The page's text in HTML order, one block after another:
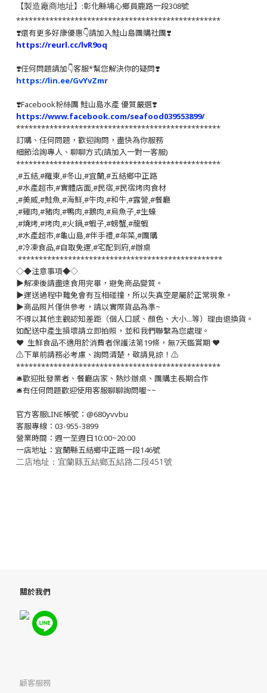
【製造廠商地址】:彰化縣埔心鄉員鹿路一段308號
*************************************************
❣️還有更多好康優惠👇請加入鮭山島團購社團❣️
https://reurl.cc/lvR9oq
❣️任何問題請加👇客服*幫您解決你的疑問❣️
https://lin.ee/GvYvZmr
❣️Facebook粉絲團 鮭山島水產 優質嚴選❣️
https://www.facebook.com/seafood039553899/
*************************************************
訂購、任何問題，歡迎詢問，盡快為你服務
細節洽詢專人、聊聊方式(請加入一對一客服)
*************************************************
,#五結,#羅東,#冬山,#宜蘭,#五結鄉中正路
,#水產超市,#實體店面,#民宿,#民宿烤肉食材
,#美威,#鮭魚,#海鮮,#牛肉,#和牛,#露營,#餐廳
,#雞肉,#豬肉,#鴨肉,#鵝肉,#烏魚子,#生蠔
,#燒烤,#烤肉,#火鍋,#蝦子,#螃蟹,#龍蝦
,#水產超市,#龜山島,#伴手禮,#年菜,#團購
,#冷凍食品,#自取免運,#宅配到府,#辦桌
*************************************************
◇◆注意事項◆◇
▶️解凍後請盡速食用完畢，避免商品變質。
▶️運送過程中難免會有互相碰撞，所以失真空是屬於正常現象。
▶️商品照片僅供參考，請以實際貨品為準~
不得以其他主觀認知差距（個人口感、顏色、大小...等）理由退換貨。
如配送中產生損壞請立即拍照，並和我們聯繫為您處理。
❤️ 生鮮食品不適用於消費者保護法第19條，無7天鑑賞期 ❤️
⚠️下單前請務必考慮、詢問清楚，敬請見諒！⚠️
*************************************************
🛎歡迎批發業者、餐廳店家、熱炒辦桌、團購主長期合作
🛎有任何問題歡迎使用客服聊聊詢問喔~~
官方客服LINE帳號：@680yvvbu
客服專線：03-955-3899
營業時間：週一至週日10:00~20:00
一店地址：宜蘭縣五結鄉中正路一段146號
二店地址：宜蘭縣五結鄉五結路二段451號
關於我們
顧客服務